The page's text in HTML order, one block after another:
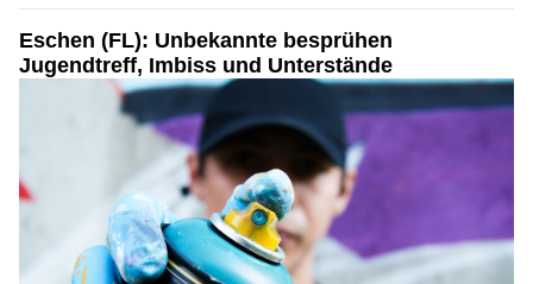
Eschen (FL): Unbekannte besprühen
Jugendtreff, Imbiss und Unterstände